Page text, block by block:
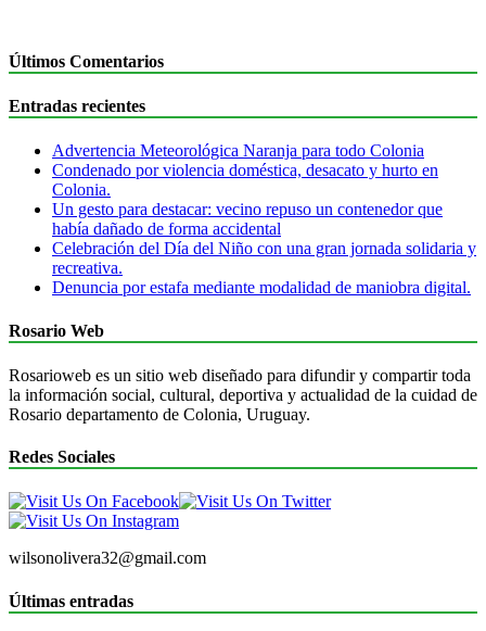
Últimos Comentarios
Entradas recientes
Advertencia Meteorológica Naranja para todo Colonia
Condenado por violencia doméstica, desacato y hurto en
Colonia.
Un gesto para destacar: vecino repuso un contenedor que
había dañado de forma accidental
Celebración del Día del Niño con una gran jornada solidaria y
recreativa.
Denuncia por estafa mediante modalidad de maniobra digital.
Rosario Web
Rosarioweb es un sitio web diseñado para difundir y compartir toda
la información social, cultural, deportiva y actualidad de la cuidad de
Rosario departamento de Colonia, Uruguay.
Redes Sociales
wilsonolivera32@gmail.com
Últimas entradas